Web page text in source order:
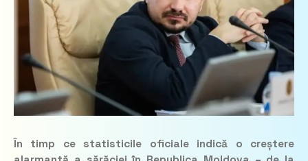
În timp ce statisticile oficiale indică o creștere